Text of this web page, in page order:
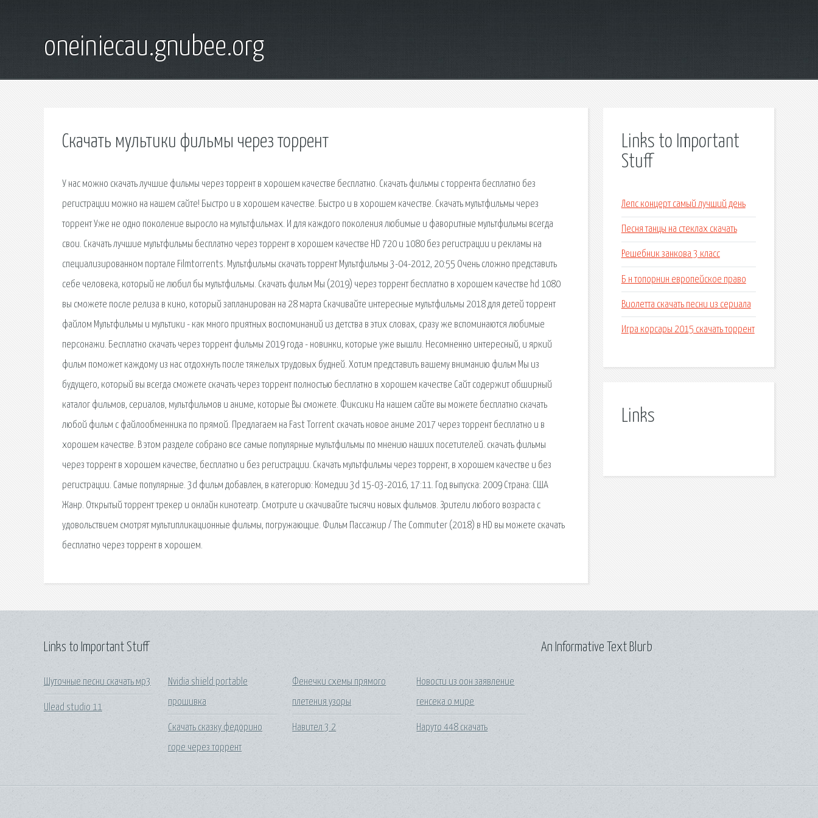
oneiniecau.gnubee.org
Скачать мультики фильмы через торрент
У нас можно скачать лучшие фильмы через торрент в хорошем качестве бесплатно. Скачать фильмы с торрента бесплатно без
регистрации можно на нашем сайте! Быстро и в хорошем качестве. Быстро и в хорошем качестве. Скачать мультфильмы через
торрент Уже не одно поколение выросло на мультфильмах. И для каждого поколения любимые и фаворитные мультфильмы всегда
свои. Скачать лучшие мультфильмы бесплатно через торрент в хорошем качестве HD 720 и 1080 без регистрации и рекламы на
специализированном портале Filmtorrents. Мультфильмы скачать торрент Мультфильмы 3-04-2012, 20:55 Очень сложно представить
себе человека, который не любил бы мультфильмы. Скачать фильм Мы (2019) через торрент бесплатно в хорошем качестве hd 1080
вы сможете после релиза в кино, который запланирован на 28 марта Скачивайте интересные мультфильмы 2018 для детей торрент
файлом Мультфильмы и мультики - как много приятных воспоминаний из детства в этих словах, сразу же вспоминаются любимые
персонажи. Бесплатно скачать через торрент фильмы 2019 года - новинки, которые уже вышли. Несомненно интересный, и яркий
фильм поможет каждому из нас отдохнуть после тяжелых трудовых будней. Хотим представить вашему вниманию фильм Мы из
будущего, который вы всегда сможете скачать через торрент полностью бесплатно в хорошем качестве Сайт содержит обширный
каталог фильмов, сериалов, мультфильмов и аниме, которые Вы сможете. Фиксики На нашем сайте вы можете бесплатно скачать
любой фильм с файлообменника по прямой. Предлагаем на Fast Torrent скачать новое аниме 2017 через торрент бесплатно и в
хорошем качестве. В этом разделе собрано все самые популярные мультфильмы по мнению наших посетителей. скачать фильмы
через торрент в хорошем качестве, бесплатно и без регистрации. Скачать мультфильмы через торрент, в хорошем качестве и без
регистрации. Самые популярные. 3d фильм добавлен, в категорию: Комедии 3d 15-03-2016, 17:11. Год выпуска: 2009 Страна: США
Жанр. Открытый торрент трекер и онлайн кинотеатр. Смотрите и скачивайте тысячи новых фильмов. Зрители любого возраста с
удовольствием смотрят мультипликационные фильмы, погружающие. Фильм Пассажир / The Commuter (2018) в HD вы можете скачать
бесплатно через торрент в хорошем.
Links to Important
Stuff
Лепс концерт самый лучший день
Песня танцы на стеклах скачать
Решебник занкова 3 класс
Б н топорнин европейское право
Виолетта скачать песни из сериала
Игра корсары 2015 скачать торрент
Links
Links to Important Stuff
Шуточные песни скачать мр3
Ulead studio 11
Nvidia shield portable
прошивка
Скачать сказку федорино
горе через торрент
Фенечки схемы прямого
плетения узоры
Навител 3 2
Новости из оон заявление
генсека о мире
Наруто 448 скачать
An Informative Text Blurb